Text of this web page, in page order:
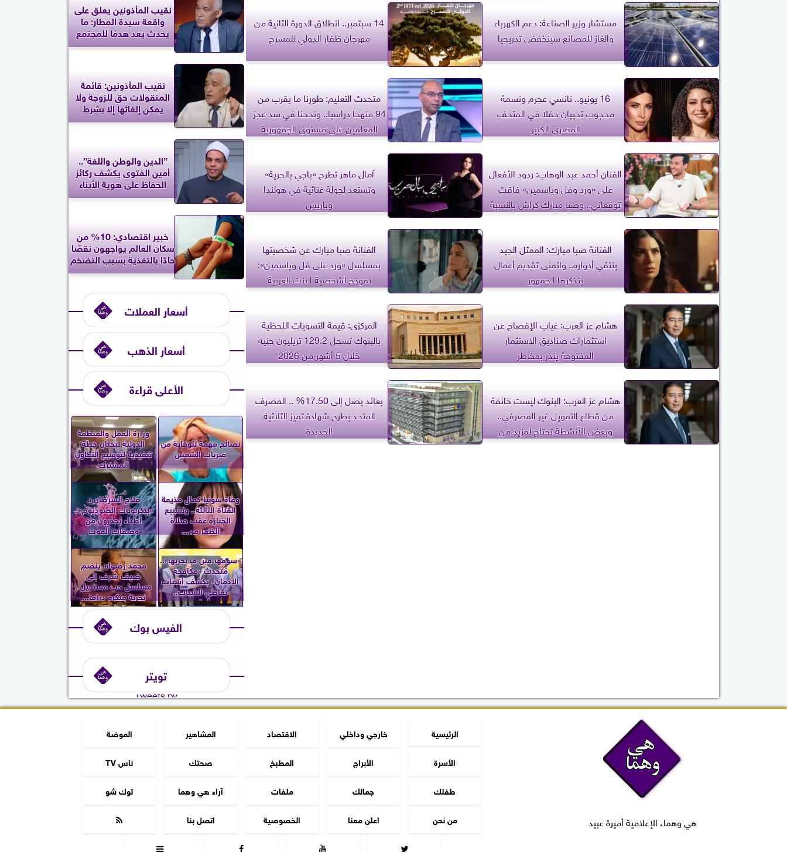
مستشار وزير الصناعة: دعم الكهرباء
والغاز للمصانع سينخفض تدريجيا
14 سبتمبر.. انطلاق الدورة الثانية من
مهرجان ظفار الدولي للمسرح
16 يونيو.. نانسي عجرم ونسمة
محجوب تحييان حفلا في المتحف
المصري الكبير
متحدث التعليم: طورنا ما يقرب من
94 منهجا دراسيا.. ونجحنا في سد عجز
المعلمين على مستوى الجمهورية
الفنان أحمد عبد الوهاب: ردود الأفعال
على «ورد وفل وياسمين» فاقت
توقعاتي.. وصبا مبارك كراش بالنسبة
لي
آمال ماهر تطرح «باجي بالحرية»
وتستعد لجولة غنائية في هولندا
وباريس
الفنانة صبا مبارك: الممثل الجيد
ينتقي أدواره.. واتمنى تقديم أعمال
يتذكرها الجمهور
الفنانة صبا مبارك عن شخصيتها
بمسلسل «ورد على فل وياسمين»:
نموذج لشخصية البنت العربية
والمصرية
هشام عز العرب: غياب الإفصاح عن
استثمارات صناديق الاستثمار
المفتوحة ينذر بمخاطر
المركزى: قيمة التسويات اللحظية
بالبنوك تسجل 129.2 تريليون جنيه
خلال 5 أشهر من 2026
هشام عز العرب: البنوك ليست خائفة
من قطاع التمويل غير المصرفي..
وبعض الأنشطة تحتاج لمزيد من
الرقابة
بعائد يصل إلى 17.50% .. المصرف
المتحد يطرح شهادة تميز الثلاثية
الجديدة
نقيب المأذونين يعلق على
واقعة سيدة المطار: ما
يحدث يعد هدمًا للمجتمع
نقيب المأذونين: قائمة
المنقولات حق للزوجة ولا
يمكن إلغائها إلا بشرط
”الدين والوطن واللغة”..
أمين الفتوى يكشف ركائز
الحفاظ على هوية الأبناء
خبير اقتصادي: 10% من
سكان العالم يواجهون نقصًا
حادًا بالتغذية بسبب التضخم
أسعار العملات
أسعار الذهب
الأعلى قراءة
نصائح مهمة للوقاية من
ضربات الشمس
وزارة العمل والمنظمة
الدولية تبحثان خطة
تنفيذية لتوسيع التعاون
المشترك
وفاة سونيا كمال مذيعة
القناة الثالثة.. وتشييع
الجنازة عقب صلاة
الظهر من...
علاج السرطان بـ
«بيكربونات الصوديوم»..
أطباء يُحذّرون من
وصفات الموت
«شوفها قبل ما تجربها»..
مُتحدث «مكافحة
الإدمان» يكشف أسباب
تعاطي الشباب..
ويُعلن...
محمد رضوان ينضم
ضيف شرف إلى
مسلسل حب مستحيل..
تجربة ميكرو دراما...
الفيس بوك
تويتر
Tweets by
هي وهما، الإعلامية أميرة عبيد
الرئيسية خارجي وداخلي الاقتصاد المشاهير
الموضة
الأسرة
الأبراج المطبخ صحتك
ناس TV
طفلك
جمالك ملفات آراء هي وهما
توك شو
من نحن
اعلن معنا الخصوصية اتصل بنا




